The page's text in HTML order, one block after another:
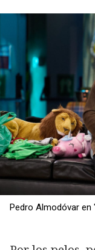
Pedro Almodóvar en